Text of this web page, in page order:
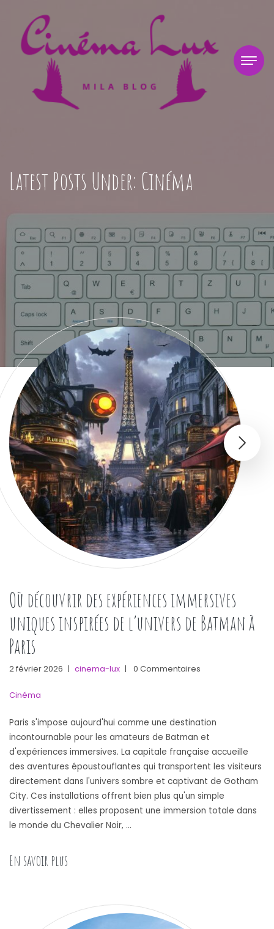
Latest Posts Under: Cinéma
Où découvrir des expériences immersives
uniques inspirées de l’univers de Batman à
Paris
2 février 2026 cinema-lux 0 Commentaires
Cinéma
Paris s'impose aujourd'hui comme une destination
incontournable pour les amateurs de Batman et
d'expériences immersives. La capitale française accueille
des aventures époustouflantes qui transportent les visiteurs
directement dans l'univers sombre et captivant de Gotham
City. Ces installations offrent bien plus qu'un simple
divertissement : elles proposent une immersion totale dans
le monde du Chevalier Noir, …
En savoir plus